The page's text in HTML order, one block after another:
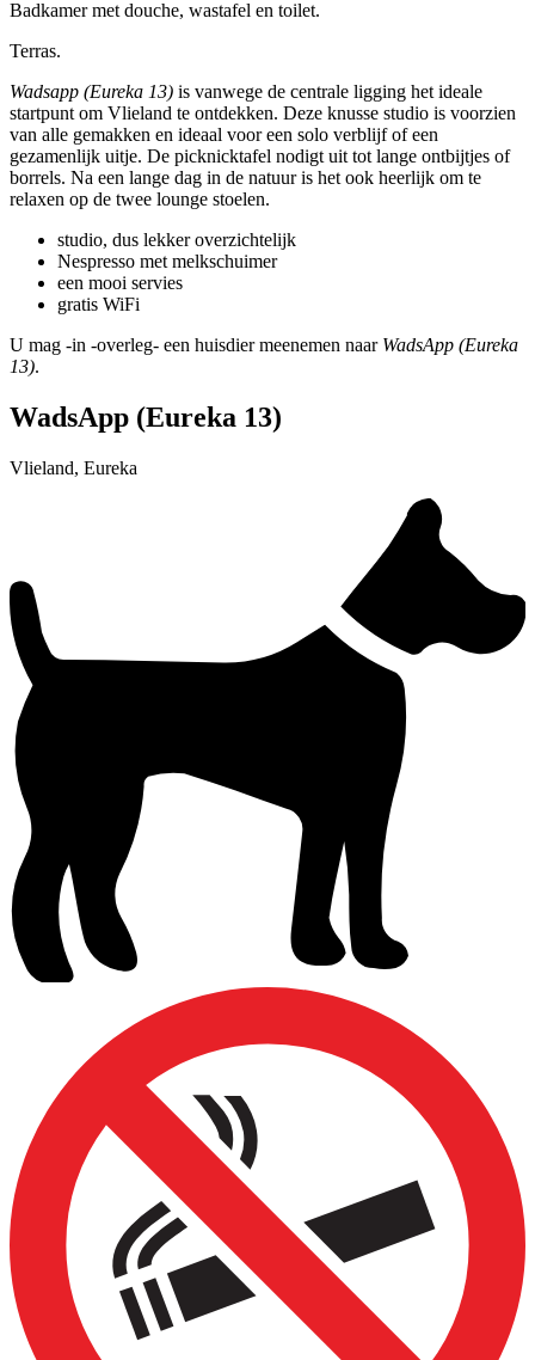
Badkamer met douche, wastafel en toilet.
Terras.
Wadsapp (Eureka 13) is vanwege de centrale ligging het ideale
startpunt om Vlieland te ontdekken. Deze knusse studio is voorzien
van alle gemakken en ideaal voor een solo verblijf of een
gezamenlijk uitje. De picknicktafel nodigt uit tot lange ontbijtjes of
borrels. Na een lange dag in de natuur is het ook heerlijk om te
relaxen op de twee lounge stoelen.
studio, dus lekker overzichtelijk
Nespresso met melkschuimer
een mooi servies
gratis WiFi
U mag -in -overleg- een huisdier meenemen naar WadsApp (Eureka
13).
WadsApp (Eureka 13)
Vlieland, Eureka